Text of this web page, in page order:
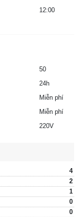
12:00
50
24h
Miễn phí
Miễn phí
220V
4
2
1
0
0